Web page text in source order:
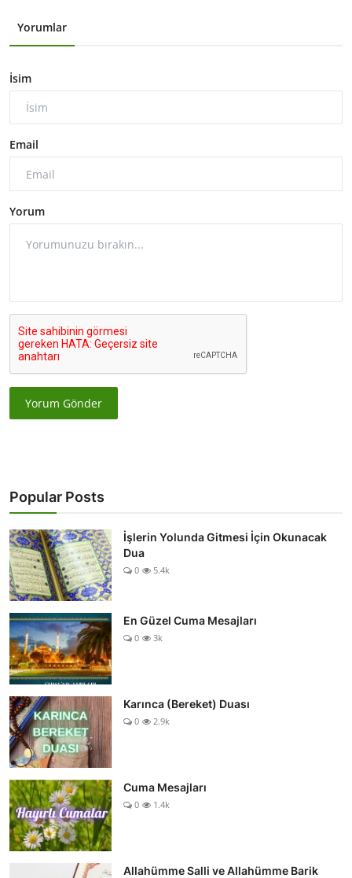
Yorumlar
İsim
Email
Yorum
Yorum Gönder
Popular Posts
İşlerin Yolunda Gitmesi İçin Okunacak
Dua
0 5.4k
En Güzel Cuma Mesajları
0 3k
Karınca (Bereket) Duası
0 2.9k
Cuma Mesajları
0 1.4k
Allahümme Salli ve Allahümme Barik